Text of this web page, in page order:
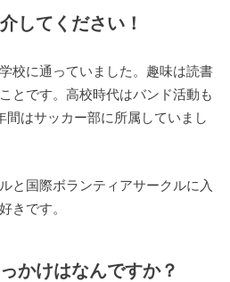
してください！
校に通っていました。趣味は読書
とです。高校時代はバンド活動も
間はサッカー部に所属していまし
と国際ボランティアサークルに入
きです。
かけはなんですか？